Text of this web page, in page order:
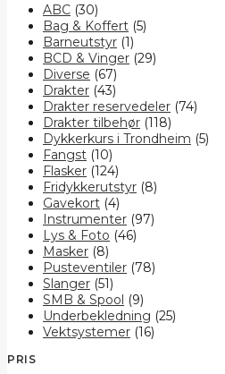
ABC (30)
Bag & Koffert (5)
Barneutstyr (1)
BCD & Vinger (29)
Diverse (67)
Drakter (43)
Drakter reservedeler (74)
Drakter tilbehør (118)
Dykkerkurs i Trondheim (5)
Fangst (10)
Flasker (124)
Fridykkerutstyr (8)
Gavekort (4)
Instrumenter (97)
Lys & Foto (46)
Masker (8)
Pusteventiler (78)
Slanger (51)
SMB & Spool (9)
Underbekledning (25)
Vektsystemer (16)
PRIS